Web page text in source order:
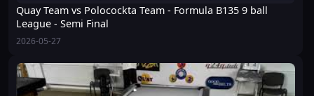
Quay Team vs Polocockta Team - Formula B135 9 ball
League - Semi Final
2026-05-27